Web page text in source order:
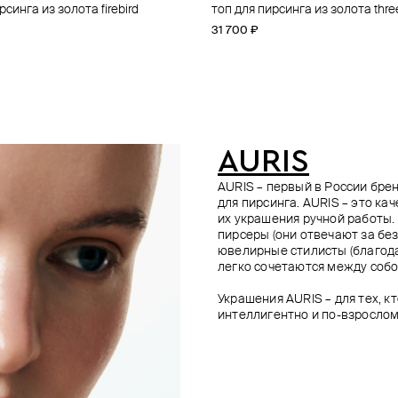
из золота firebird
топ для пирсинга из золота
31 700 ₽
из золота amour
топ для пирсинга battle axe из
23 800 ₽
из золота asteria
топ для пирсинга из золота
23 600 ₽
из золота flower
топ для пирсинга из золота
31 600 ₽
AURIS
AURIS – первый в России
для пирсинга. AURIS – это
их украшения ручной
пирсеры (они отвечают за
ювелирные стилисты
легко сочетаются между
Украшения AURIS – для тех,
интеллигентно и по-